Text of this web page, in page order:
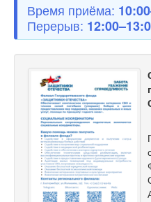
Время приёма:
Перерыв: